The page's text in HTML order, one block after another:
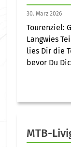
30. März 2026
Tourenziel:
Langwies
lies Dir die
bevor Du
MTB-